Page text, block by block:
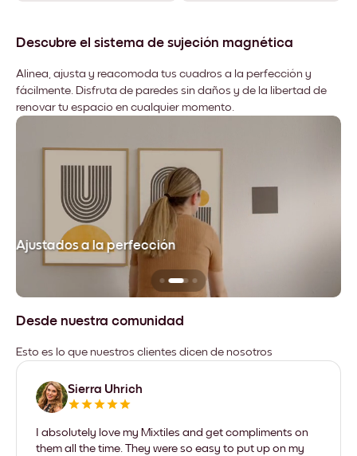
Descubre el sistema de sujeción magnética
Alinea, ajusta y reacomoda tus cuadros a la perfección y
fácilmente. Disfruta de paredes sin daños y de la libertad de
renovar tu espacio en cualquier momento.
Ajustados a la perfección
Desde nuestra comunidad
Esto es lo que nuestros clientes dicen de nosotros
Sierra Uhrich
I absolutely love my Mixtiles and get compliments on
them all the time. They were so easy to put up on my